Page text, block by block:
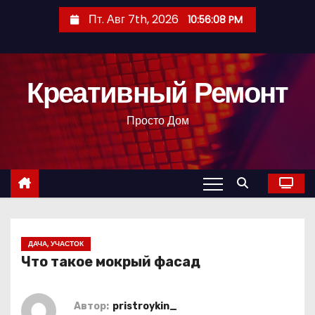
с
Пт. Авг 7th, 2026 10:56:09 PM
Креативный Ремонт
Просто Дом
ДАЧА, УЧАСТОК
Что такое мокрый фасад
Автор: pristroykin_